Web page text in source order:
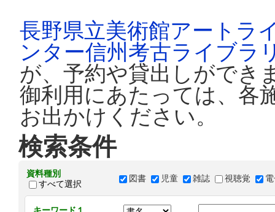
長野県立美術館アートラ
ンター信州考古ライブラ
が、予約や貸出しができ
御利用にあたっては、各
お出かけください。
検索条件
資料種別
すべて選択
図書 児童 雑誌 視聴覚